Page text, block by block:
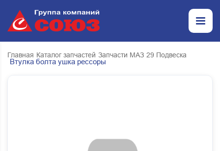
Главная Каталог запчастей Запчасти МАЗ 29 Подвеска
Втулка болта ушка рессоры